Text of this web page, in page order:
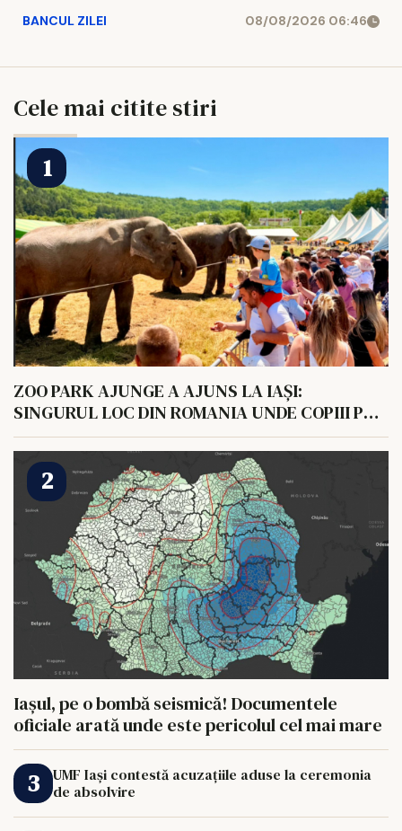
BANCUL ZILEI 08/08/2026 06:46
Cele mai citite stiri
ZOO PARK AJUNGE A AJUNS LA IAȘI:
SINGURUL LOC DIN ROMANIA UNDE COPIII POT
HRANI UN ELEFANT
Iașul, pe o bombă seismică! Documentele
oficiale arată unde este pericolul cel mai mare
UMF Iași contestă acuzațiile aduse la ceremonia
de absolvire